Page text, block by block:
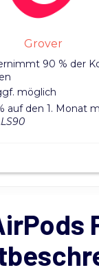
Grover
90 % der
möglich
auf den 1. Monat